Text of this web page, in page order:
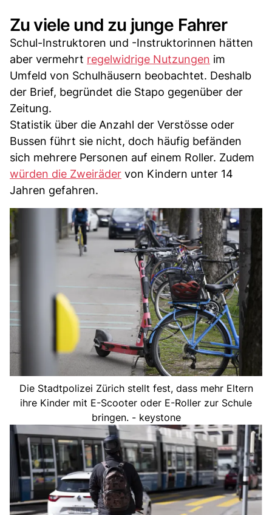
Zu viele und zu junge Fahrer
Schul-Instruktoren und -Instruktorinnen hätten
aber vermehrt regelwidrige Nutzungen im
Umfeld von Schulhäusern beobachtet. Deshalb
der Brief, begründet die Stapo gegenüber der
Zeitung.
Statistik über die Anzahl der Verstösse oder
Bussen führt sie nicht, doch häufig befänden
sich mehrere Personen auf einem Roller. Zudem
würden die Zweiräder von Kindern unter 14
Jahren gefahren.
Die Stadtpolizei Zürich stellt fest, dass mehr Eltern
ihre Kinder mit E-Scooter oder E-Roller zur Schule
bringen. - keystone